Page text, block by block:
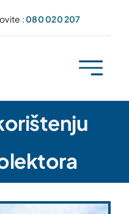
:080 020 207